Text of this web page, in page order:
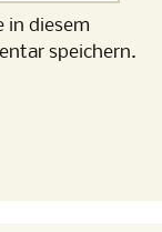
in diesem
speichern.